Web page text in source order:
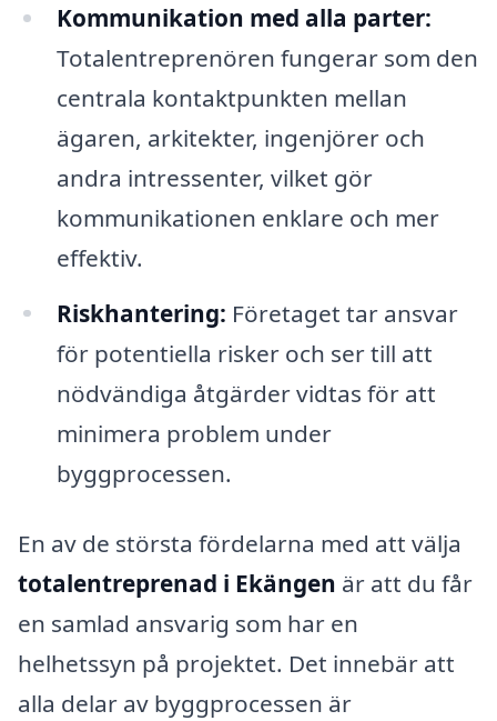
Kommunikation med alla parter:
Totalentreprenören fungerar som den
centrala kontaktpunkten mellan
ägaren, arkitekter, ingenjörer och
andra intressenter, vilket gör
kommunikationen enklare och mer
effektiv.
Riskhantering: Företaget tar ansvar
för potentiella risker och ser till att
nödvändiga åtgärder vidtas för att
minimera problem under
byggprocessen.
En av de största fördelarna med att välja
totalentreprenad i Ekängen är att du får
en samlad ansvarig som har en
helhetssyn på projektet. Det innebär att
alla delar av byggprocessen är